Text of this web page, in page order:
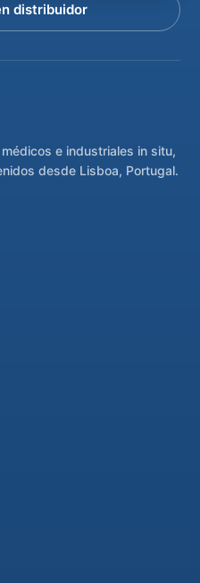
distribuidor
e industriales in situ,
desde Lisboa, Portugal.